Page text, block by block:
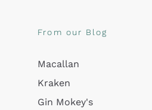
From our Blog
Macallan
Kraken
Gin Mokey's